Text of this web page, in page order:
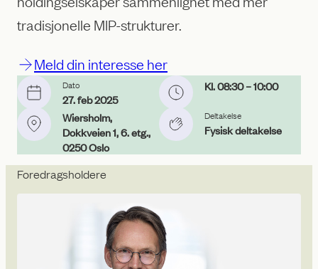
tradisjonelle MIP-strukturer.
Meld din interesse her
Dato
27. feb 2025
Kl. 08:30– 10:00
Wiersholm,
Dokkveien 1, 6. etg.,
0250 Oslo
Deltakelse
Fysisk deltakelse
Foredragsholdere